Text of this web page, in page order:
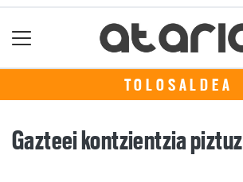
TOLOSALDEA
Gazteei kontzientzia piztuz